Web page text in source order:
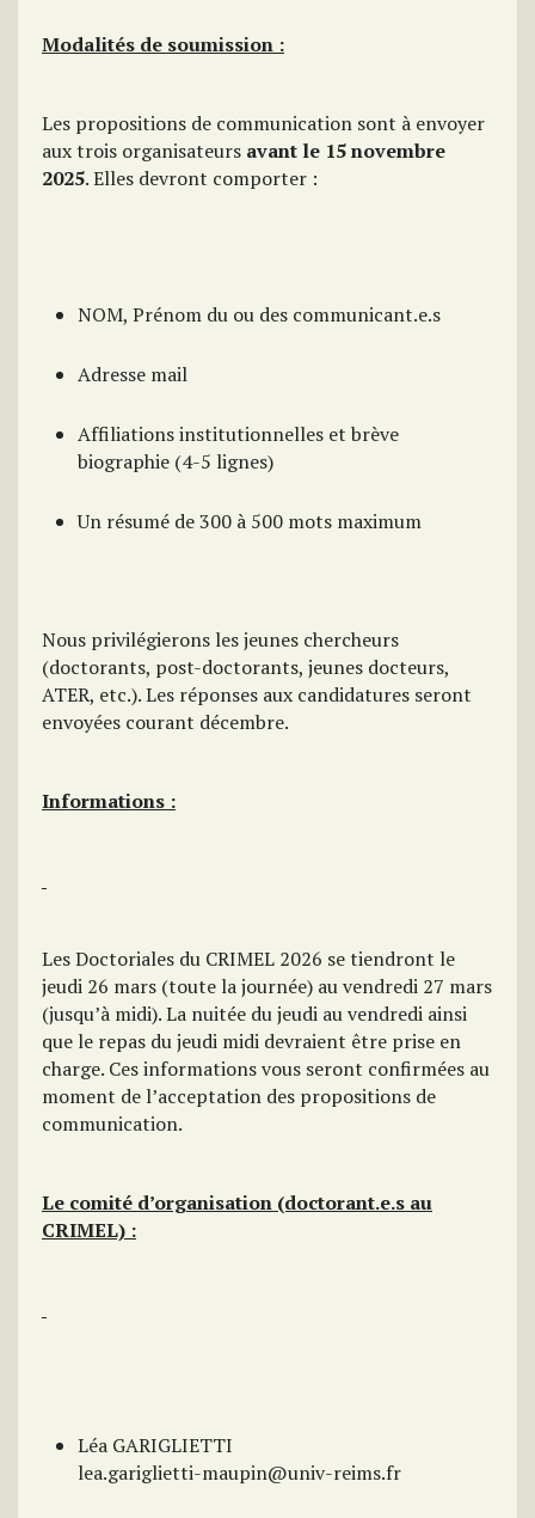
Modalités de soumission :
Les propositions de communication sont à envoyer
aux trois organisateurs avant le 15 novembre
2025. Elles devront comporter :
NOM, Prénom du ou des communicant.e.s
Adresse mail
Affiliations institutionnelles et brève
biographie (4-5 lignes)
Un résumé de 300 à 500 mots maximum
Nous privilégierons les jeunes chercheurs
(doctorants, post-doctorants, jeunes docteurs,
ATER, etc.). Les réponses aux candidatures seront
envoyées courant décembre.
Informations :
Les Doctoriales du CRIMEL 2026 se tiendront le
jeudi 26 mars (toute la journée) au vendredi 27 mars
(jusqu’à midi). La nuitée du jeudi au vendredi ainsi
que le repas du jeudi midi devraient être prise en
charge. Ces informations vous seront confirmées au
moment de l’acceptation des propositions de
communication.
Le comité d’organisation (doctorant.e.s au
CRIMEL) :
Léa GARIGLIETTI
lea.gariglietti-maupin@univ-reims.fr